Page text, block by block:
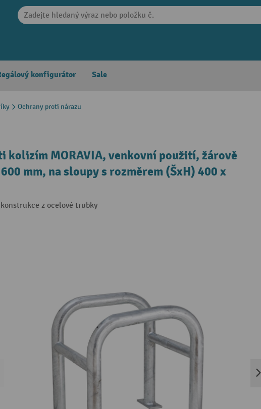
konfigurátor Sale
Ochrany proti nárazu
kolizím MORAVIA, venkovní použití, žárově
mm, na sloupy s rozměrem (ŠxH) 400 x
z ocelové trubky